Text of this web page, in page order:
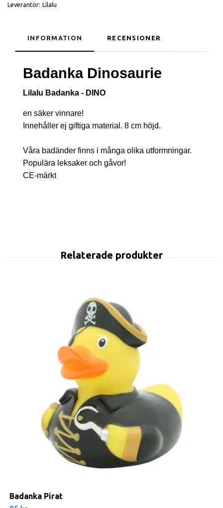
Leverantör: Lilalu
INFORMATION RECENSIONER
Badanka Dinosaurie
Lilalu Badanka - DINO
en säker vinnare!
Innehåller ej giftiga material. 8 cm höjd.
Våra badänder finns i många olika utformningar.
Populära leksaker och gåvor!
CE-märkt
Badanka Pirat